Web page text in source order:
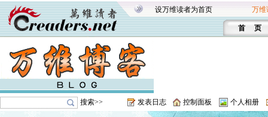
设万维读者为首页 万维
首 页
搜索>> 发表日志 控制面板 个人相册